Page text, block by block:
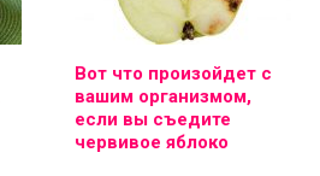
Вот что произойдет с
вашим организмом,
если вы съедите
червивое яблоко